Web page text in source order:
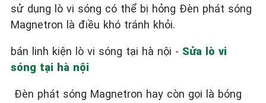
sử dụng lò vi sóng có thể bị hỏng Đèn phát sóng
Magnetron là điều khó tránh khỏi.
bán linh kiện lò vi sóng tại hà nội - Sửa lò vi
sóng tại hà nội
Đèn phát sóng Magnetron hay còn gọi là bóng